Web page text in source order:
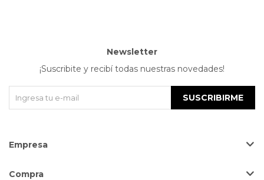
Empresa
Compra
Newsletter
¡Suscribite y recibí todas nuestras novedades!
SUSCRIBIRME